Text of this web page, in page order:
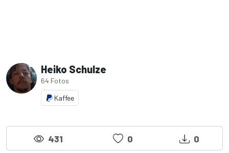
Heiko Schulze
64 Fotos
Kaffee
431 0 0